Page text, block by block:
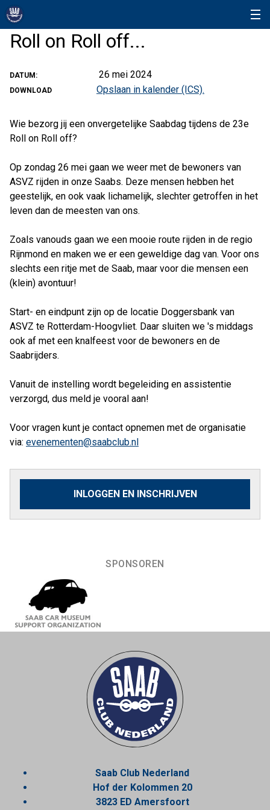
Roll on Roll off...
DATUM: 26 mei 2024
DOWNLOAD Opslaan in kalender (ICS).
Wie bezorg jij een onvergetelijke Saabdag tijdens de 23e
Roll on Roll off?
Op zondag 26 mei gaan we weer met de bewoners van
ASVZ rijden in onze Saabs. Deze mensen hebben het
geestelijk, en ook vaak lichamelijk, slechter getroffen in het
leven dan de meesten van ons.
Zoals vanouds gaan we een mooie route rijden in de regio
Rijnmond en maken we er een geweldige dag van. Voor ons
slechts een ritje met de Saab, maar voor die mensen een
(klein) avontuur!
Start- en eindpunt zijn op de locatie Doggersbank van
ASVZ te Rotterdam-Hoogvliet. Daar sluiten we 's middags
ook af met een knalfeest voor de bewoners en de
Saabrijders.
Vanuit de instelling wordt begeleiding en assistentie
verzorgd, dus meld je vooral aan!
Voor vragen kunt je contact opnemen met de organisatie
via: evenementen@saabclub.nl
INLOGGEN EN INSCHRIJVEN
SPONSOREN
Saab Club Nederland
Hof der Kolommen 20
3823 ED Amersfoort